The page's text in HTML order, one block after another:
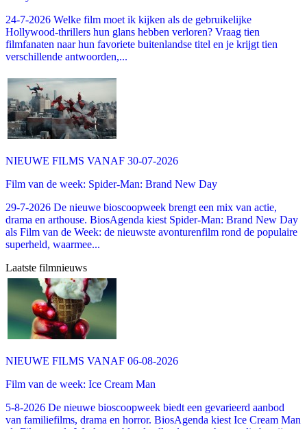
24-7-2026 Welke film moet ik kijken als de gebruikelijke
Hollywood-thrillers hun glans hebben verloren? Vraag tien
filmfanaten naar hun favoriete buitenlandse titel en je krijgt tien
verschillende antwoorden,...
NIEUWE FILMS VANAF 30-07-2026
Film van de week: Spider-Man: Brand New Day
29-7-2026 De nieuwe bioscoopweek brengt een mix van actie,
drama en arthouse. BiosAgenda kiest Spider-Man: Brand New Day
als Film van de Week: de nieuwste avonturenfilm rond de populaire
superheld, waarmee...
Laatste filmnieuws
NIEUWE FILMS VANAF 06-08-2026
Film van de week: Ice Cream Man
5-8-2026 De nieuwe bioscoopweek biedt een gevarieerd aanbod
van familiefilms, drama en horror. BiosAgenda kiest Ice Cream Man